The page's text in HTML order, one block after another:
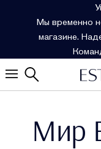
Мы временно
магазине.
Мир